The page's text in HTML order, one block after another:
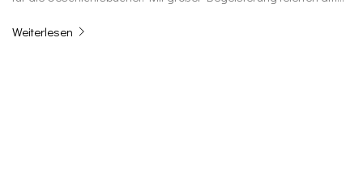
Weiterlesen